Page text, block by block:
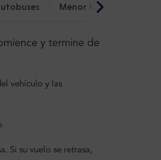
Menor huella de carbono
y termine de
vehículo y las
Si su vuelo se retrasa,